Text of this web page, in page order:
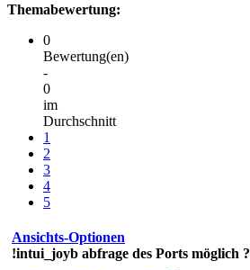
Themabewertung:
0
Bewertung(en)
-
0
im
Durchschnitt
1
2
3
4
5
Ansichts-Optionen
!intui_joyb abfrage des Ports möglich ?